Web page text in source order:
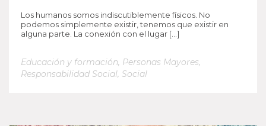
Los humanos somos indiscutiblemente físicos. No
podemos simplemente existir, tenemos que existir en
alguna parte. La conexión con el lugar […]
Educación y formación, Personas Mayores,
Responsabilidad Social, Social